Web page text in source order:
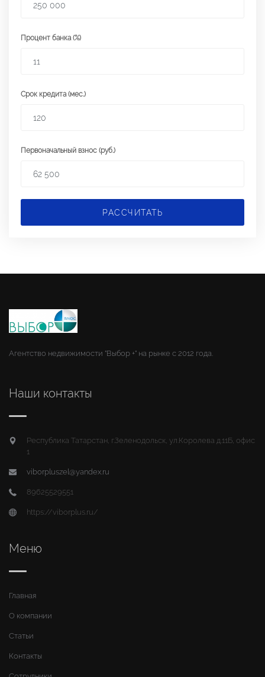
Процент банка (%)
Срок кредита (мес.)
Первоначальный взнос (руб.)
РАССЧИТАТЬ
Агентство недвижимости "Выбор +" на рынке с 2012 года.
Наши контакты
Республика Татарстан, г.Зеленодольск, ул.Королева д.11Б, офис
1
viborpluszel@yandex.ru
89625529551
https://viborplus.ru/
Меню
Главная
О компании
Статьи
Контакты